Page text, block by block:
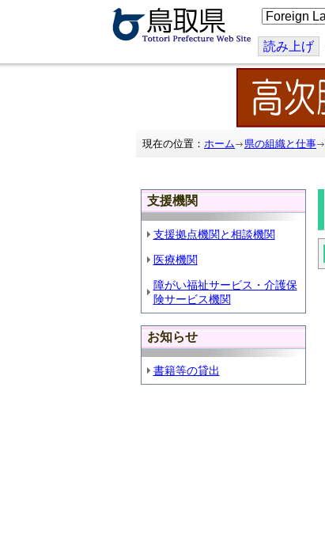
こ
の
ジ
を
翻
訳
す
る
読み上げ
現在の位置： ホーム 県の組織と仕事
支援機関
支援拠点機関と相談機関
医療機関
障がい福祉サービス・介護保
険サービス機関
お知らせ
書籍等の貸出